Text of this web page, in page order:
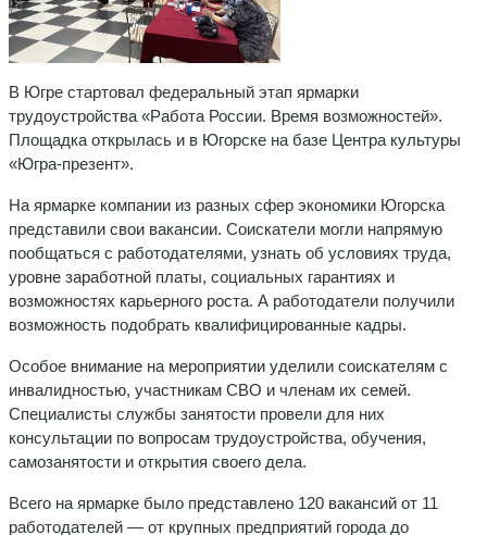
В Югре стартовал федеральный этап ярмарки
трудоустройства «Работа России. Время возможностей».
Площадка открылась и в Югорске на базе Центра культуры
«Югра-презент».
На ярмарке компании из разных сфер экономики Югорска
представили свои вакансии. Соискатели могли напрямую
пообщаться с работодателями, узнать об условиях труда,
уровне заработной платы, социальных гарантиях и
возможностях карьерного роста. А работодатели получили
возможность подобрать квалифицированные кадры.
Особое внимание на мероприятии уделили соискателям с
инвалидностью, участникам СВО и членам их семей.
Специалисты службы занятости провели для них
консультации по вопросам трудоустройства, обучения,
самозанятости и открытия своего дела.
Всего на ярмарке было представлено 120 вакансий от 11
работодателей — от крупных предприятий города до